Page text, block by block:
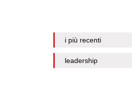
i più recenti
leadership